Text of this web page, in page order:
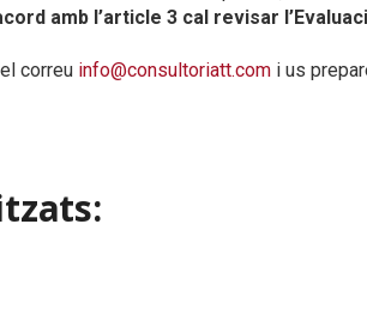
amb l’article 3 cal revisar
correu info@consultoriatt.com i us